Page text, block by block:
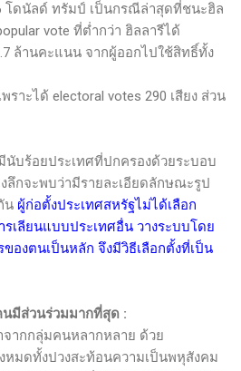
โดนัลด์ ทรัมป์ เป็นกรณีล่าสุดที่ชนะฮิล
vote ที่ต่ำกว่า ฮิลลารีได้
ล้านคะแนน จากผู้ออกไปใช้สิทธิ์ทั้ง
ราะได้ electoral votes 290 เสียง ส่วน
อยประเทศที่ปกครองด้วยระบอบ
ลึกจะพบว่ามีรายละเอียดลักษณะรูป
น ผู้ก่อตั้งประเทศสหรัฐไม่ได้เลือก
เลียนแบบประเทศอื่น วางระบบโดย
องตนเป็นหลัก จึงมีวิธีเลือกตั้งที่เป็น
นมีส่วนร่วมมากที่สุด :
กลุ่มคนหลากหลาย ด้วย
หมดทั้งปวงสะท้อนความเป็นพหุสังคม